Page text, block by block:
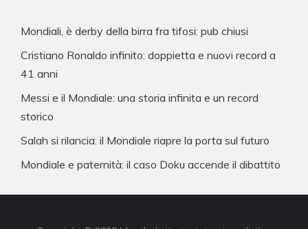
Mondiali, è derby della birra fra tifosi: pub chiusi
Cristiano Ronaldo infinito: doppietta e nuovi record a
41 anni
Messi e il Mondiale: una storia infinita e un record
storico
Salah si rilancia: il Mondiale riapre la porta sul futuro
Mondiale e paternità: il caso Doku accende il dibattito